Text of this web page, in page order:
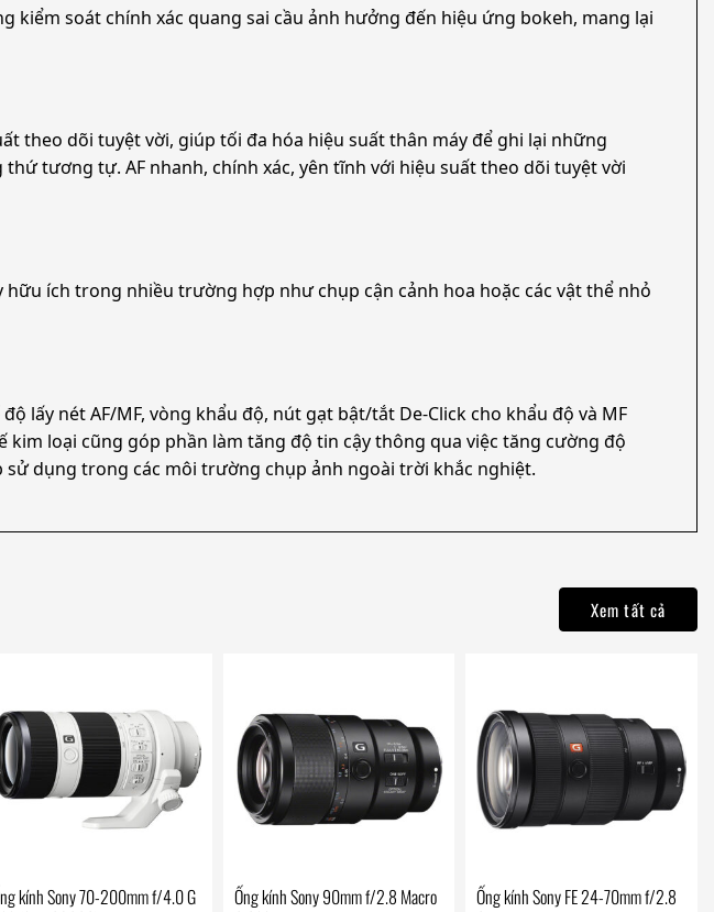
kiểm soát chính xác quang sai cầu ảnh hưởng đến hiệu ứng bokeh, mang lại
theo dõi tuyệt vời, giúp tối đa hóa hiệu suất thân máy để ghi lại những
tương tự. AF nhanh, chính xác, yên tĩnh với hiệu suất theo dõi tuyệt vời
ích trong nhiều trường hợp như chụp cận cảnh hoa hoặc các vật thể nhỏ
lấy nét AF/MF, vòng khẩu độ, nút gạt bật/tắt De-Click cho khẩu độ và MF
loại cũng góp phần làm tăng độ tin cậy thông qua việc tăng cường độ
sử dụng trong các môi trường chụp ảnh ngoài trời khắc nghiệt.
Xem tất cả
kính Sony 70-200mm f/4.0 G
Ống kính Sony 90mm f/2.8 Macro
Ống kính Sony FE 24-70mm f/2.8